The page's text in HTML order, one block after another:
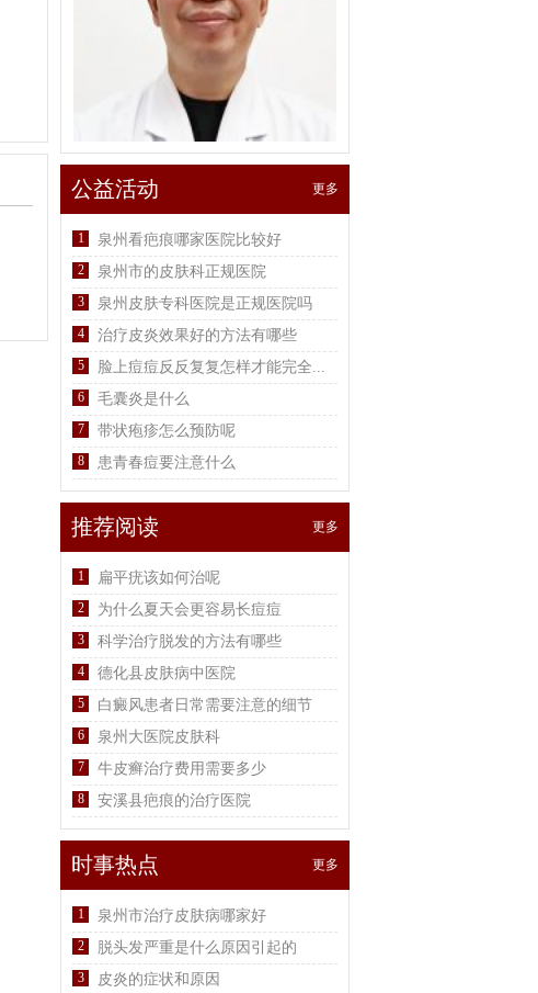
公益活动 更多
1 泉州看疤痕哪家医院比较好
2 泉州市的皮肤科正规医院
3 泉州皮肤专科医院是正规医院吗
4 治疗皮炎效果好的方法有哪些
5 脸上痘痘反反复复怎样才能完全...
6 毛囊炎是什么
7 带状疱疹怎么预防呢
8 患青春痘要注意什么
推荐阅读 更多
1 扁平疣该如何治呢
2 为什么夏天会更容易长痘痘
3 科学治疗脱发的方法有哪些
4 德化县皮肤病中医院
5 白癜风患者日常需要注意的细节
6 泉州大医院皮肤科
7 牛皮癣治疗费用需要多少
8 安溪县疤痕的治疗医院
时事热点 更多
1 泉州市治疗皮肤病哪家好
2 脱头发严重是什么原因引起的
3 皮炎的症状和原因